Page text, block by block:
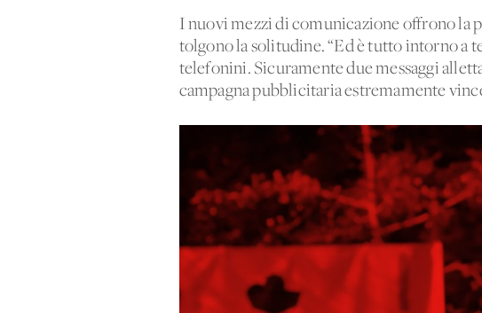
I nuovi mezzi di comunicazione offrono la
tolgono la solitudine. “Ed è tutto intorno a
telefonini. Sicuramente due messaggi
campagna pubblicitaria estremamente